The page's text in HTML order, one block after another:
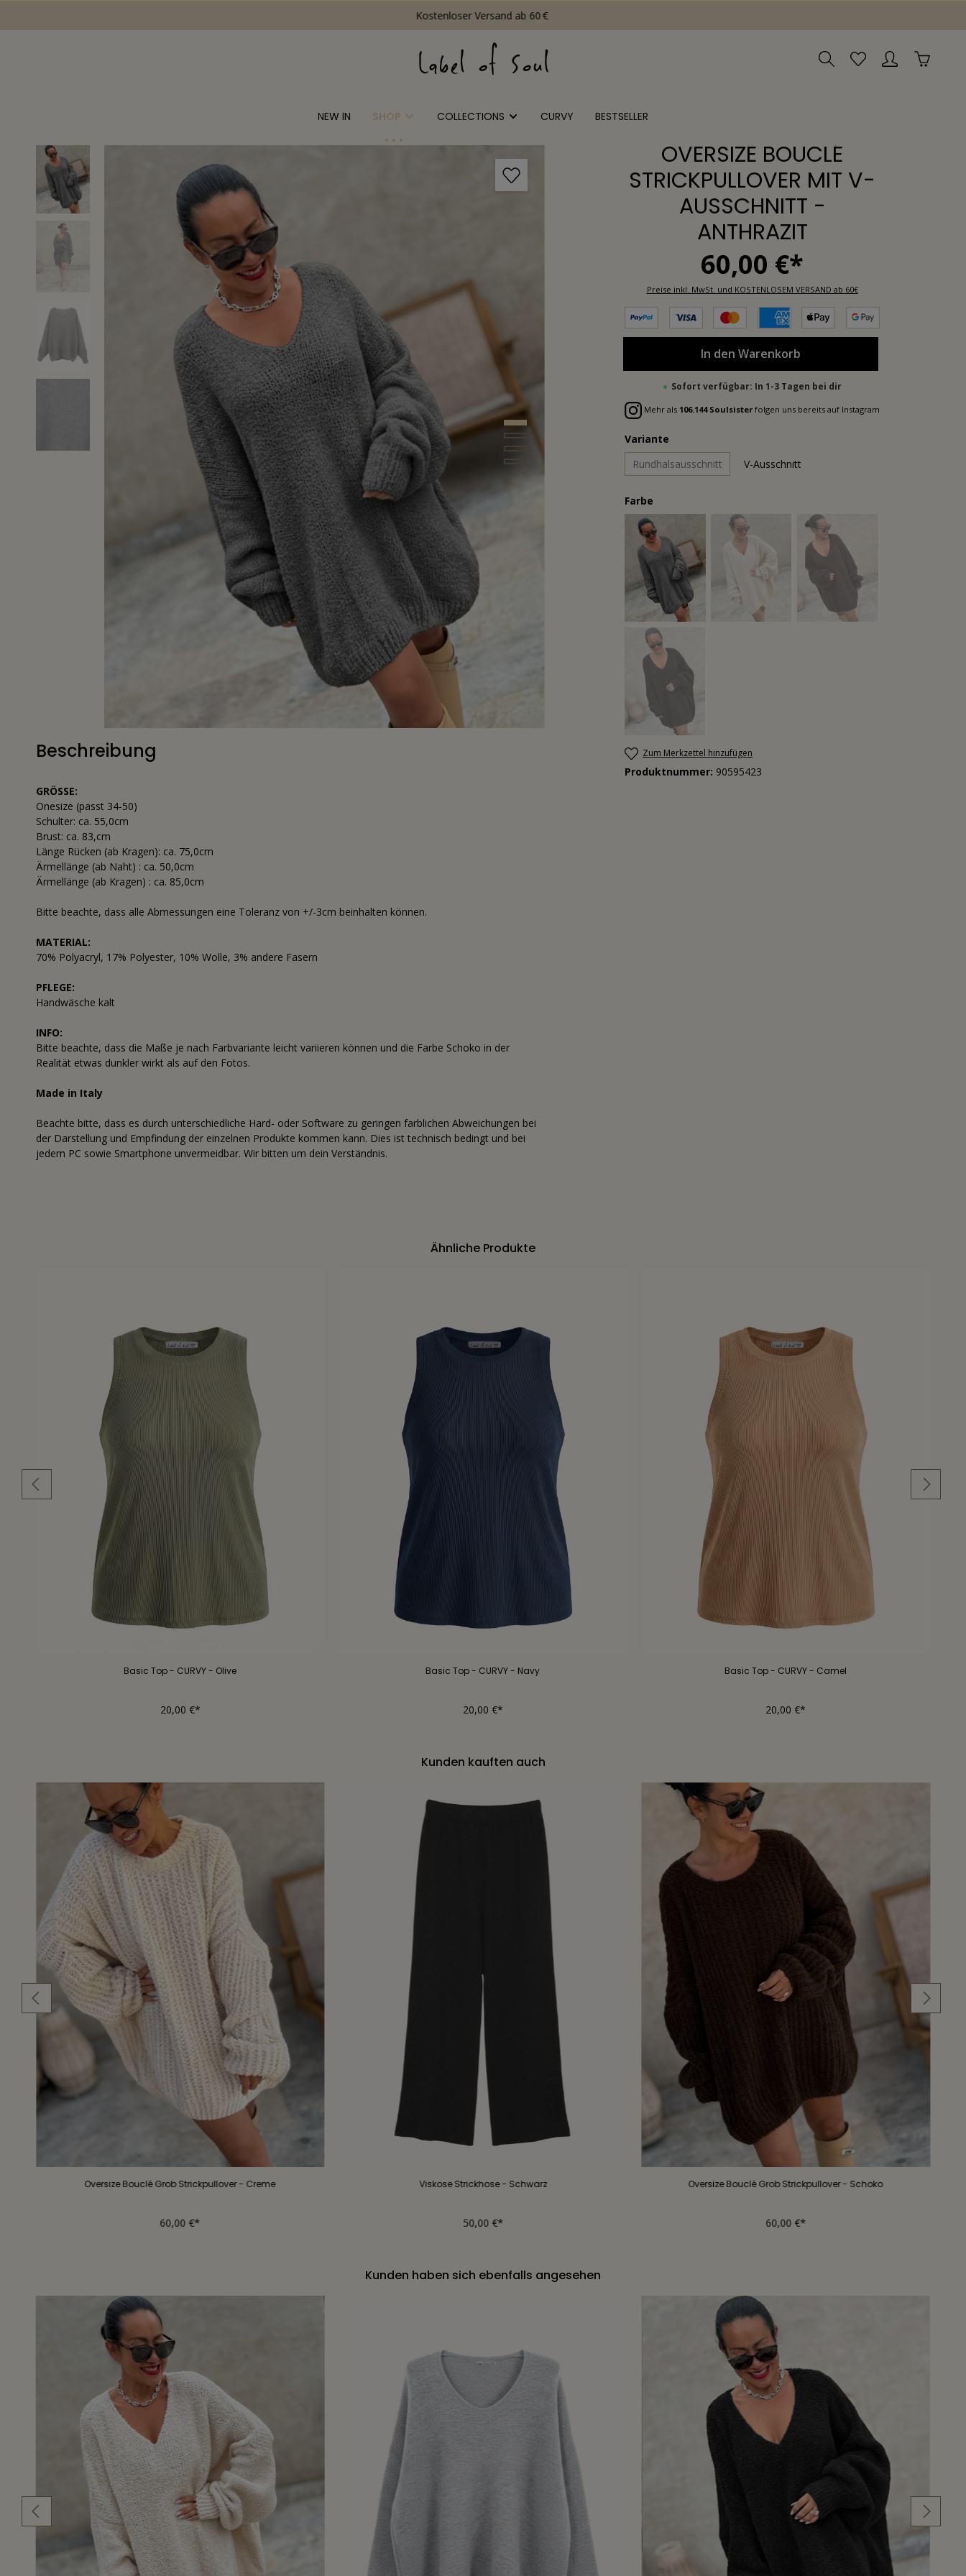
Kostenloser Versand ab 60 €
NEW IN SHOP COLLECTIONS CURVY BESTSELLER
OVERSIZE BOUCLÉ
STRICKPULLOVER MIT V-
AUSSCHNITT -
ANTHRAZIT
60,00 €*
Preise inkl. MwSt. und KOSTENLOSEM VERSAND ab 60€
In den Warenkorb
Sofort verfügbar: In 1-3 Tagen bei dir
Mehr als 106.144 Soulsister folgen uns bereits auf Instagram
Variante
Rundhalsausschnitt
V-Ausschnitt
Farbe
Zum Merkzettel hinzufügen
Produktnummer: 90595423
Beschreibung
GRÖSSE:
Onesize (passt 34-50)
Schulter: ca. 55,0cm
Brust: ca. 83,cm
Länge Rücken (ab Kragen): ca. 75,0cm
Ärmellänge (ab Naht) : ca. 50,0cm
Ärmellänge (ab Kragen) : ca. 85,0cm
Bitte beachte, dass alle Abmessungen eine Toleranz von +/-3cm beinhalten können.
MATERIAL:
70% Polyacryl, 17% Polyester, 10% Wolle, 3% andere Fasern
PFLEGE:
Handwäsche kalt
INFO:
Bitte beachte, dass die Maße je nach Farbvariante leicht variieren können und die Farbe Schoko in der
Realität etwas dunkler wirkt als auf den Fotos.
Made in Italy
Beachte bitte, dass es durch unterschiedliche Hard- oder Software zu geringen farblichen Abweichungen bei
der Darstellung und Empfindung der einzelnen Produkte kommen kann. Dies ist technisch bedingt und bei
jedem PC sowie Smartphone unvermeidbar. Wir bitten um dein Verständnis.
Ähnliche Produkte
Basic Top - CURVY - Olive
20,00 €*
Basic Top - CURVY - Navy
20,00 €*
Basic Top - CURVY - Camel
20,00 €*
Kunden kauften auch
Oversize Bouclé Grob Strickpullover - Creme
60,00 €*
Viskose Strickhose - Schwarz
50,00 €*
Oversize Bouclé Grob Strickpullover - Schoko
60,00 €*
Kunden haben sich ebenfalls angesehen